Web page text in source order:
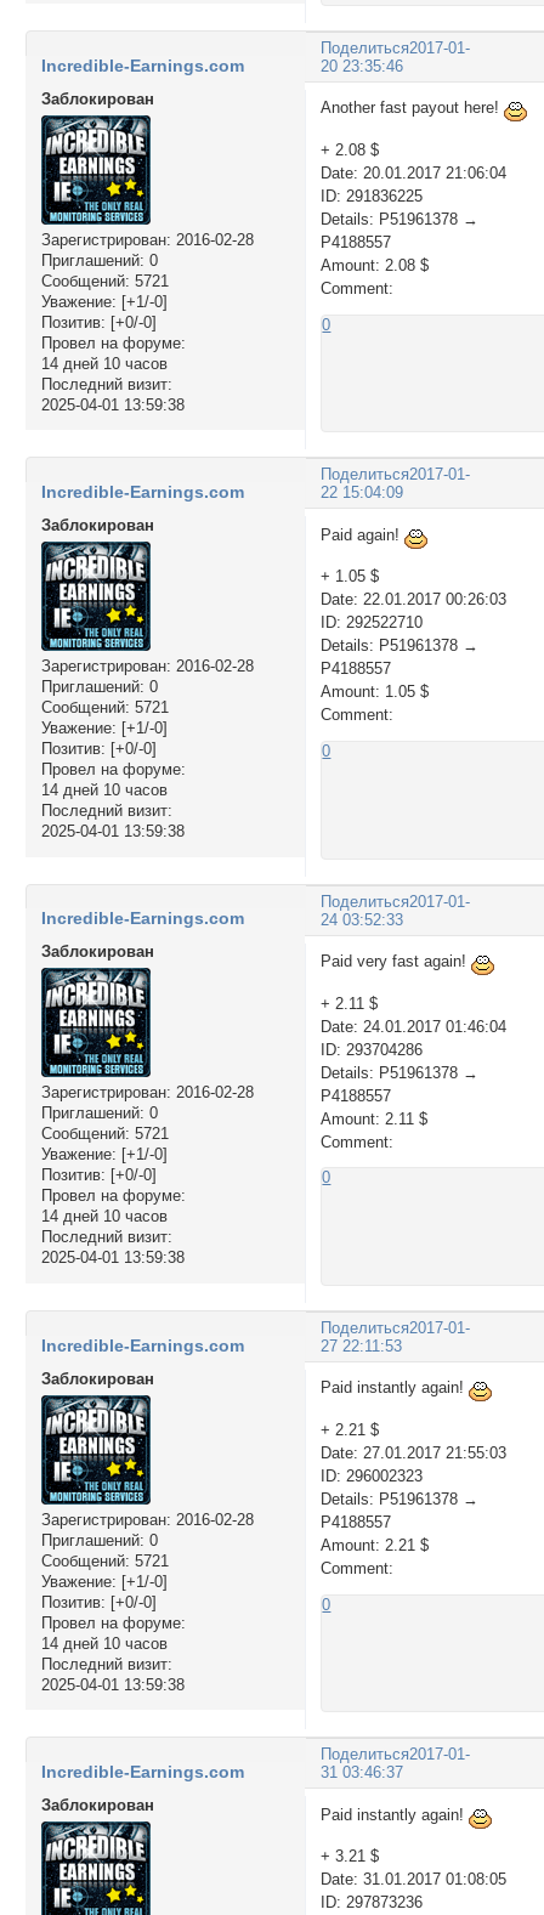
Поделиться2017-01-
20 23:35:46
Incredible-Earnings.com
Заблокирован
Зарегистрирован: 2016-02-28
Приглашений: 0
Сообщений: 5721
Уважение: [+1/-0]
Позитив: [+0/-0]
Провел на форуме:
14 дней 10 часов
Последний визит:
2025-04-01 13:59:38
Another fast payout here!
+ 2.08 $
Date: 20.01.2017 21:06:04
ID: 291836225
Details: P51961378 →
P4188557
Amount: 2.08 $
Comment:
0
Поделиться2017-01-
22 15:04:09
Incredible-Earnings.com
Заблокирован
Зарегистрирован: 2016-02-28
Приглашений: 0
Сообщений: 5721
Уважение: [+1/-0]
Позитив: [+0/-0]
Провел на форуме:
14 дней 10 часов
Последний визит:
2025-04-01 13:59:38
Paid again!
+ 1.05 $
Date: 22.01.2017 00:26:03
ID: 292522710
Details: P51961378 →
P4188557
Amount: 1.05 $
Comment:
0
Поделиться2017-01-
24 03:52:33
Incredible-Earnings.com
Заблокирован
Зарегистрирован: 2016-02-28
Приглашений: 0
Сообщений: 5721
Уважение: [+1/-0]
Позитив: [+0/-0]
Провел на форуме:
14 дней 10 часов
Последний визит:
2025-04-01 13:59:38
Paid very fast again!
+ 2.11 $
Date: 24.01.2017 01:46:04
ID: 293704286
Details: P51961378 →
P4188557
Amount: 2.11 $
Comment:
0
Поделиться2017-01-
27 22:11:53
Incredible-Earnings.com
Заблокирован
Зарегистрирован: 2016-02-28
Приглашений: 0
Сообщений: 5721
Уважение: [+1/-0]
Позитив: [+0/-0]
Провел на форуме:
14 дней 10 часов
Последний визит:
2025-04-01 13:59:38
Paid instantly again!
+ 2.21 $
Date: 27.01.2017 21:55:03
ID: 296002323
Details: P51961378 →
P4188557
Amount: 2.21 $
Comment:
0
Поделиться2017-01-
31 03:46:37
Incredible-Earnings.com
Заблокирован
Paid instantly again!
+ 3.21 $
Date: 31.01.2017 01:08:05
ID: 297873236